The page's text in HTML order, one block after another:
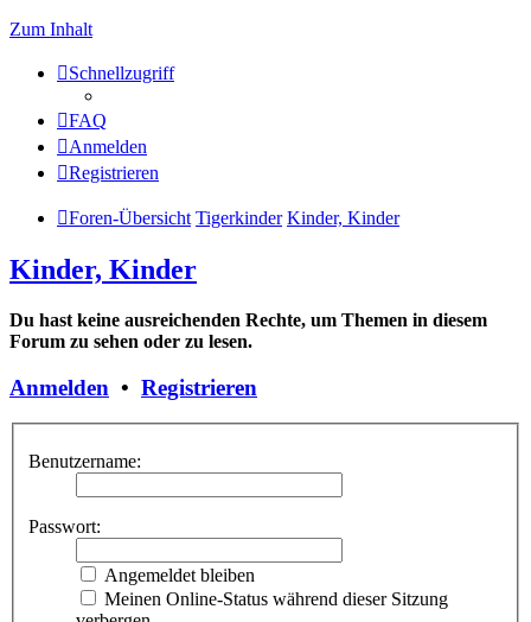
Zum Inhalt
Schnellzugriff
FAQ
Anmelden
Registrieren
Foren-Übersicht Tigerkinder Kinder, Kinder
Kinder, Kinder
Du hast keine ausreichenden Rechte, um Themen in diesem
Forum zu sehen oder zu lesen.
Anmelden • Registrieren
Benutzername:
Passwort:
Angemeldet bleiben
Meinen Online-Status während dieser Sitzung